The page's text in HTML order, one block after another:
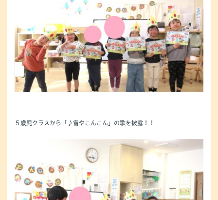
５歳児クラスから「♪雪やこんこん」の歌を披露！！